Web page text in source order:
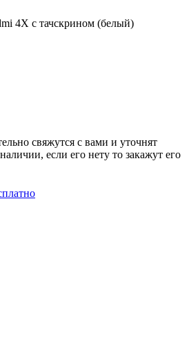
4X с тачскрином (белый)
свяжутся с вами и уточнят
если его нету то закажут его